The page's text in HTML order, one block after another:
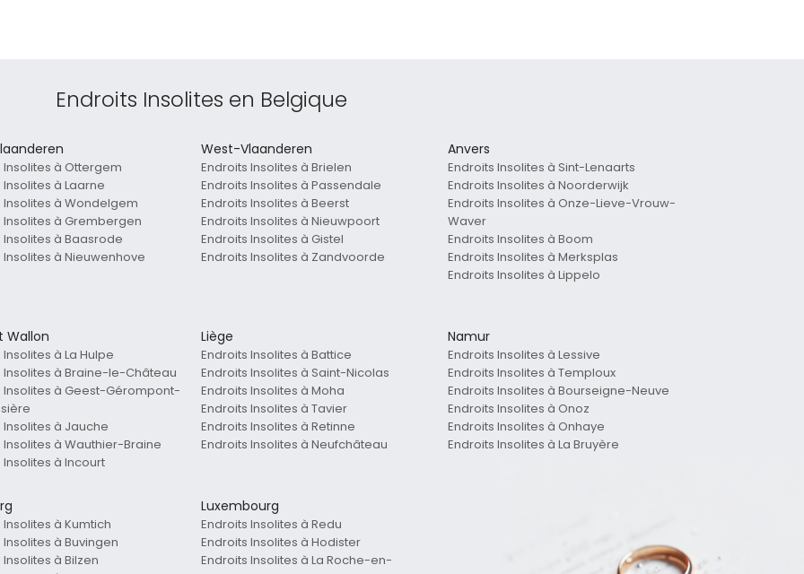
Endroits Insolites en Belgique
Insolites à Ottergem
Insolites à Laarne
Insolites à Wondelgem
Insolites à Grembergen
Insolites à Baasrode
Insolites à Nieuwenhove
West-Vlaanderen
Endroits Insolites à Brielen
Endroits Insolites à Passendale
Endroits Insolites à Beerst
Endroits Insolites à Nieuwpoort
Endroits Insolites à Gistel
Endroits Insolites à Zandvoorde
Anvers
Endroits Insolites à Sint-Lenaarts
Endroits Insolites à Noorderwijk
Endroits Insolites à Onze-Lieve-Vrouw-
Waver
Endroits Insolites à Boom
Endroits Insolites à Merksplas
Endroits Insolites à Lippelo
Wallon
à La Hulpe
Insolites à Braine-le-Château
Insolites à Geest-Gérompont-
Insolites à Jauche
Insolites à Wauthier-Braine
Insolites à Incourt
Liège
Endroits Insolites à Battice
Endroits Insolites à Saint-Nicolas
Endroits Insolites à Moha
Endroits Insolites à Tavier
Endroits Insolites à Retinne
Endroits Insolites à Neufchâteau
Namur
Endroits Insolites à Lessive
Endroits Insolites à Temploux
Endroits Insolites à Bourseigne-Neuve
Endroits Insolites à Onoz
Endroits Insolites à Onhaye
Endroits Insolites à La Bruyère
Insolites à Kumtich
Insolites à Buvingen
à Bilzen
Luxembourg
Endroits Insolites à Redu
Endroits Insolites à Hodister
Endroits Insolites à La Roche-en-